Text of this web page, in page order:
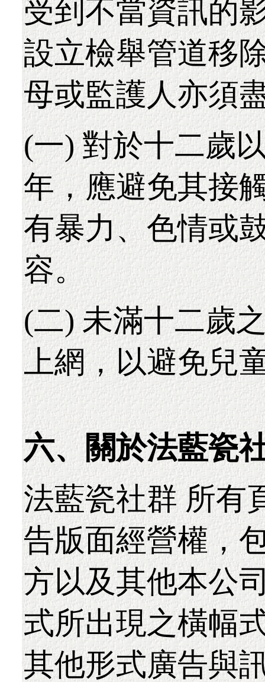
受到不當資訊的
設立檢舉管道移
母或監護人亦須
(一) 對於十二歲
年，應避免其接
有暴力、色情或
容。
(二) 未滿十二歲
上網，以避免兒
六、關於法藍瓷
法藍瓷社群 所有
告版面經營權，
方以及其他本公
式所出現之橫幅
其他形式廣告與